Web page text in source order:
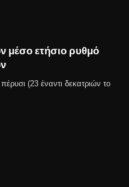
μέσο ετήσιο ρυθμό
(23 έναντι δεκατριών το